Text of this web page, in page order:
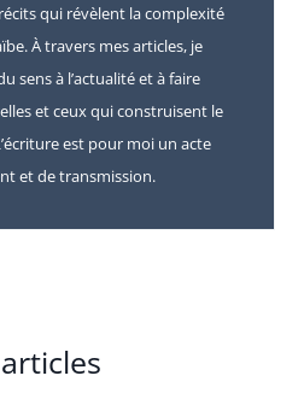
qui révèlent la complexité
À travers mes articles, je
sens à l’actualité et à faire
et ceux qui construisent le
est pour moi un acte
et de transmission.